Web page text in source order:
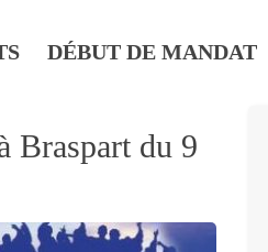
DÉBUT DE MANDAT
Braspart du 9